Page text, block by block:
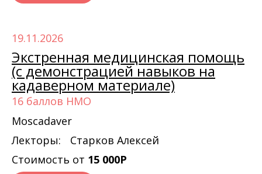
19.11.2026
Экстренная медицинская помощь
(с демонстрацией навыков на
кадаверном материале)
16 баллов НМО
Moscadaver
Лекторы:
Старков Алексей
Стоимость от 15 000Р